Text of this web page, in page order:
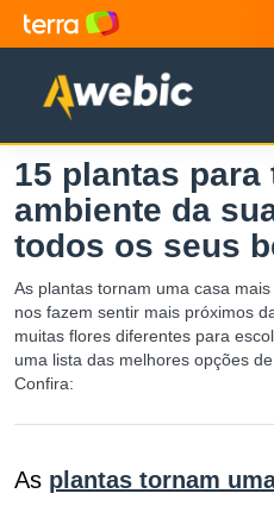
15 plantas para
ambiente da
todos os seus
As plantas tornam uma casa
nos fazem sentir mais próximos
muitas flores diferentes para
uma lista das melhores opções
Confira:
As plantas tornam